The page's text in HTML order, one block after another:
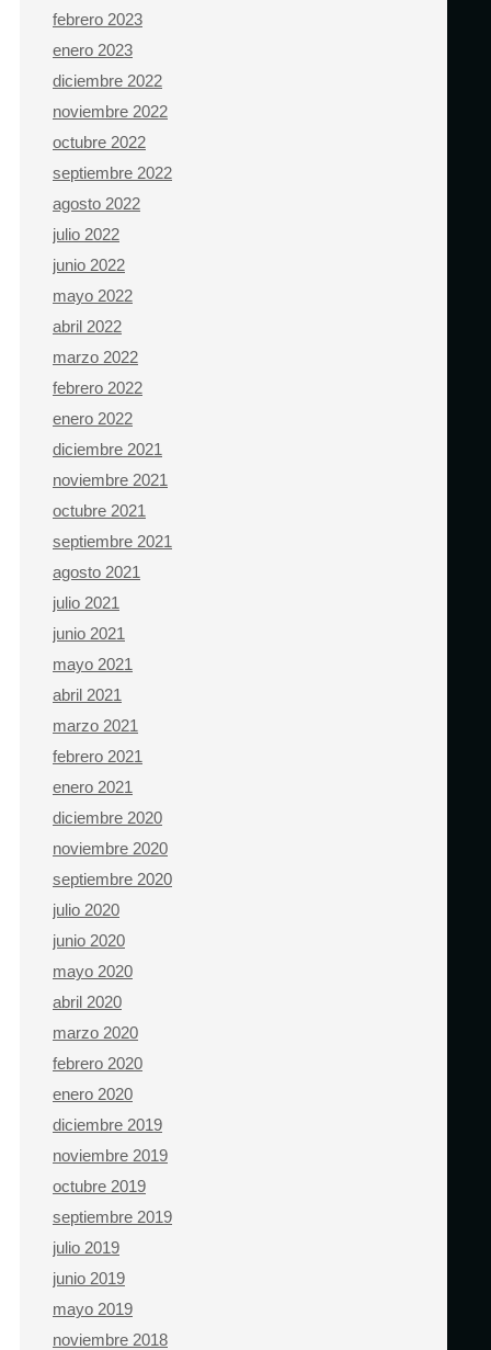
febrero 2023
enero 2023
diciembre 2022
noviembre 2022
octubre 2022
septiembre 2022
agosto 2022
julio 2022
junio 2022
mayo 2022
abril 2022
marzo 2022
febrero 2022
enero 2022
diciembre 2021
noviembre 2021
octubre 2021
septiembre 2021
agosto 2021
julio 2021
junio 2021
mayo 2021
abril 2021
marzo 2021
febrero 2021
enero 2021
diciembre 2020
noviembre 2020
septiembre 2020
julio 2020
junio 2020
mayo 2020
abril 2020
marzo 2020
febrero 2020
enero 2020
diciembre 2019
noviembre 2019
octubre 2019
septiembre 2019
julio 2019
junio 2019
mayo 2019
noviembre 2018